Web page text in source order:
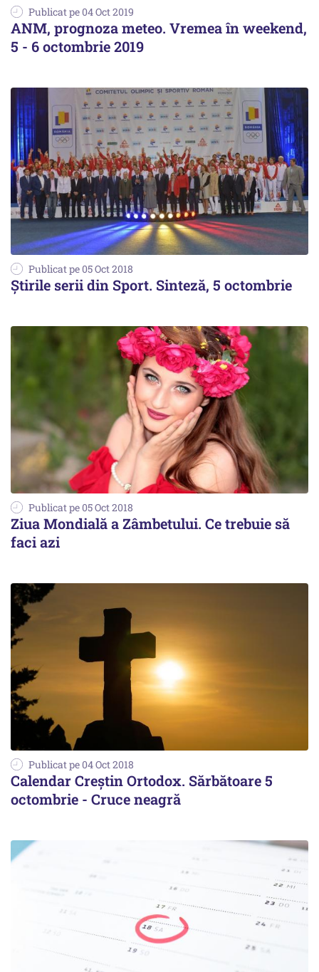
Publicat pe 04 Oct 2019
ANM, prognoza meteo. Vremea în weekend,
5 - 6 octombrie 2019
Publicat pe 05 Oct 2018
Știrile serii din Sport. Sinteză, 5 octombrie
Publicat pe 05 Oct 2018
Ziua Mondială a Zâmbetului. Ce trebuie să
faci azi
Publicat pe 04 Oct 2018
Calendar Creștin Ortodox. Sărbătoare 5
octombrie - Cruce neagră